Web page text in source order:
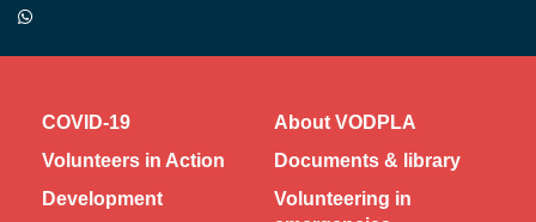
COVID-19
About VODPLA
Volunteers in Action
Documents & library
Development
Volunteering in